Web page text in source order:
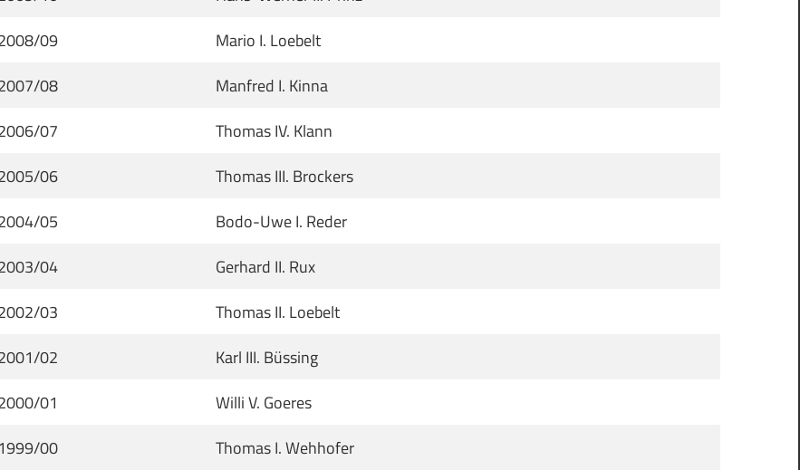
09
Mario I. Loebelt
08
Manfred I. Kinna
07
Thomas IV. Klann
06
Thomas III. Brockers
05
Bodo-Uwe I. Reder
04
Gerhard II. Rux
03
Thomas II. Loebelt
02
Karl III. Büssing
01
Willi V. Goeres
1999/00
Thomas I. Wehhofer